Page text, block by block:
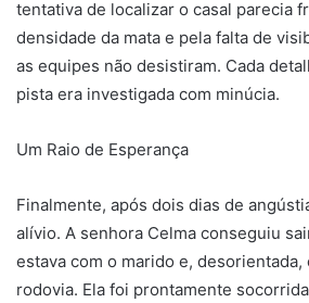
tentativa de localizar o casal parecia
densidade da mata e pela falta de
as equipes não desistiram. Cada
pista era investigada com minúcia.
Um Raio de Esperança
Finalmente, após dois dias de
alívio. A senhora Celma conseguiu
estava com o marido e, desorientada,
rodovia. Ela foi prontamente